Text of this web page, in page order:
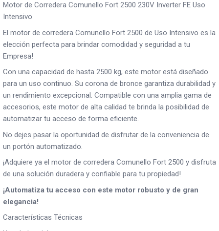
Motor de Corredera Comunello Fort 2500 230V Inverter FE Uso
Intensivo
El motor de corredera Comunello Fort 2500 de Uso Intensivo es la
elección perfecta para brindar comodidad y seguridad a tu
Empresa!
Con una capacidad de hasta 2500 kg, este motor está diseñado
para un uso continuo. Su corona de bronce garantiza durabilidad y
un rendimiento excepcional. Compatible con una amplia gama de
accesorios, este motor de alta calidad te brinda la posibilidad de
automatizar tu acceso de forma eficiente.
No dejes pasar la oportunidad de disfrutar de la conveniencia de
un portón automatizado.
¡Adquiere ya el motor de corredera Comunello Fort 2500 y disfruta
de una solución duradera y confiable para tu propiedad!
¡Automatiza tu acceso con este motor robusto y de gran
elegancia!
Características Técnicas